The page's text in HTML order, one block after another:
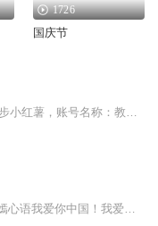
1726
国庆节